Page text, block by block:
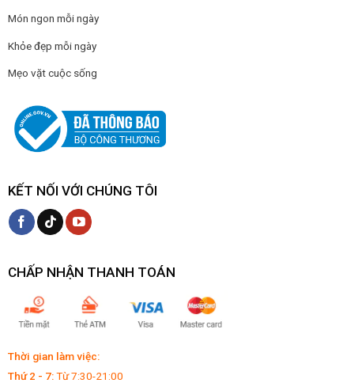
Món ngon mỗi ngày
Khỏe đẹp mỗi ngày
Mẹo vặt cuộc sống
KẾT NỐI VỚI CHÚNG TÔI
CHẤP NHẬN THANH TOÁN
Thời gian làm việc:
Thứ 2 - 7:Từ 7:30-21:00